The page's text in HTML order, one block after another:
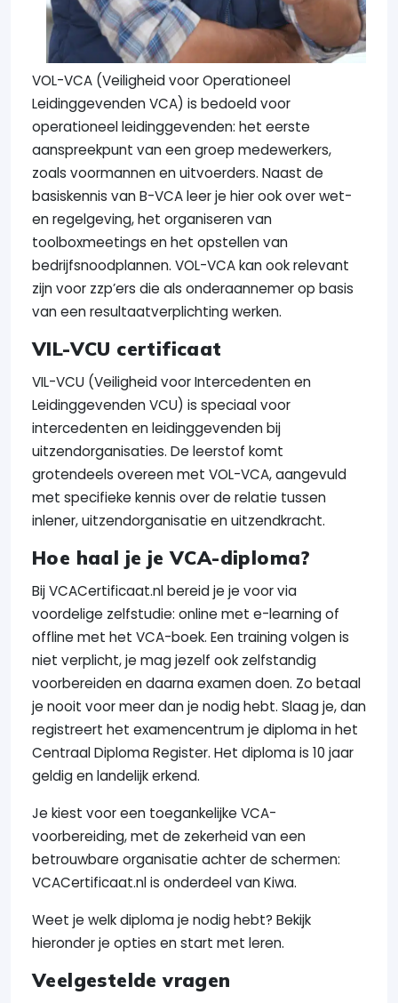
VOL-VCA (Veiligheid voor Operationeel
Leidinggevenden VCA) is bedoeld voor
operationeel leidinggevenden: het eerste
aanspreekpunt van een groep medewerkers,
zoals voormannen en uitvoerders. Naast de
basiskennis van B-VCA leer je hier ook over wet-
en regelgeving, het organiseren van
toolboxmeetings en het opstellen van
bedrijfsnoodplannen. VOL-VCA kan ook relevant
zijn voor zzp’ers die als onderaannemer op basis
van een resultaatverplichting werken.
VIL-VCU certificaat
VIL-VCU (Veiligheid voor Intercedenten en
Leidinggevenden VCU) is speciaal voor
intercedenten en leidinggevenden bij
uitzendorganisaties. De leerstof komt
grotendeels overeen met VOL-VCA, aangevuld
met specifieke kennis over de relatie tussen
inlener, uitzendorganisatie en uitzendkracht.
Hoe haal je je VCA-diploma?
Bij VCACertificaat.nl bereid je je voor via
voordelige zelfstudie: online met e-learning of
offline met het VCA-boek. Een training volgen is
niet verplicht, je mag jezelf ook zelfstandig
voorbereiden en daarna examen doen. Zo betaal
je nooit voor meer dan je nodig hebt. Slaag je, dan
registreert het examencentrum je diploma in het
Centraal Diploma Register. Het diploma is 10 jaar
geldig en landelijk erkend.
Je kiest voor een toegankelijke VCA-
voorbereiding, met de zekerheid van een
betrouwbare organisatie achter de schermen:
VCACertificaat.nl is onderdeel van Kiwa.
Weet je welk diploma je nodig hebt? Bekijk
hieronder je opties en start met leren.
Veelgestelde vragen